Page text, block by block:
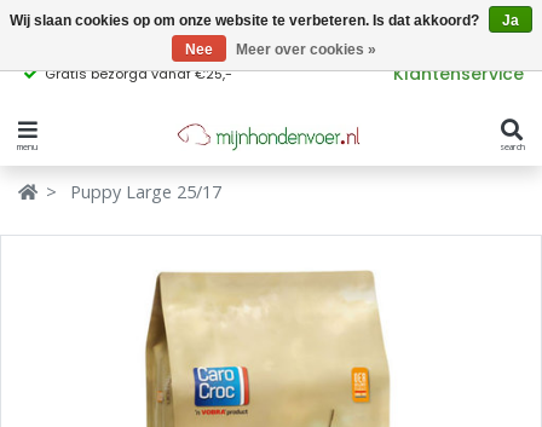
Gratis bezorgd vanaf €25,- Klantenservice
menu search
Verbergen
Merken
Supplementen
Verbergen
Waar ben je naar op zoek?
producttags
Puppy Large 25/17
Wij slaan cookies op om onze website te verbeteren. Is dat akkoord?
Ja
Nee
Meer over cookies »